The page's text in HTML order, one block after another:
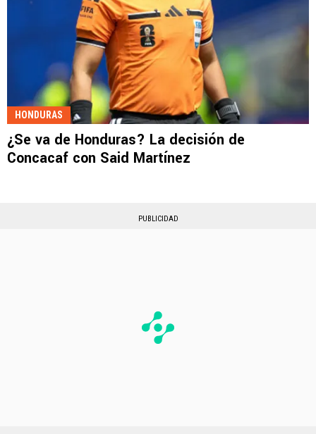
HONDURAS
¿Se va de Honduras? La decisión de
Concacaf con Said Martínez
PUBLICIDAD